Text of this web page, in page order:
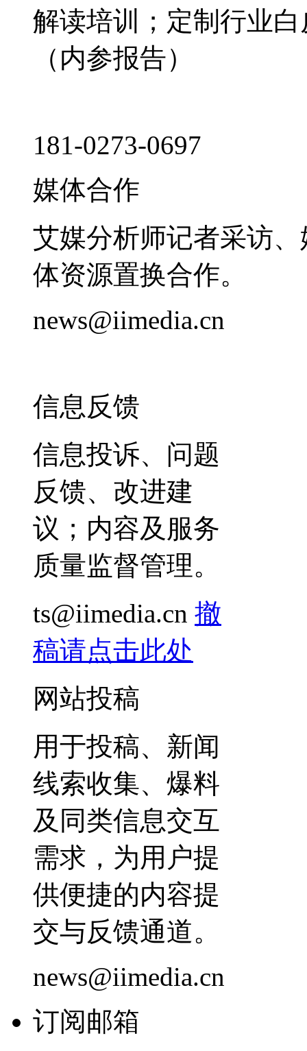
解读培训；定制行业
（内参报告）
181-0273-0697
媒体合作
艾媒分析师记者采访
体资源置换合作。
news@iimedia.cn
信息反馈
信息投诉、问题
反馈、改进建
议；内容及服务
质量监督管理。
ts@iimedia.cn 撤
稿请点击此处
网站投稿
用于投稿、新闻
线索收集、爆料
及同类信息交互
需求，为用户提
供便捷的内容提
交与反馈通道。
news@iimedia.cn
订阅邮箱